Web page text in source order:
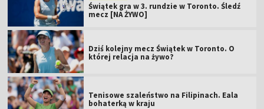
Świątek gra w 3. rundzie w Toronto. Śledź
mecz [NA ŻYWO]
Dziś kolejny mecz Świątek w Toronto. O
której relacja na żywo?
Tenisowe szaleństwo na Filipinach. Eala
bohaterką w kraju